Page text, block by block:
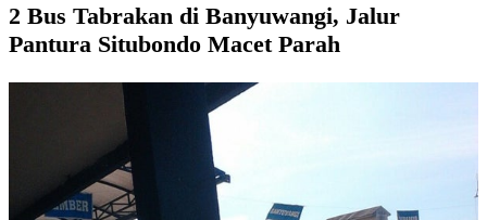
2 Bus Tabrakan di Banyuwangi, Jalur
Pantura Situbondo Macet Parah